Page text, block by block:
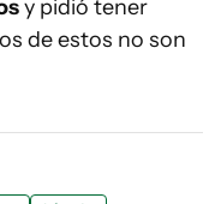
y pidió tener
de estos no son